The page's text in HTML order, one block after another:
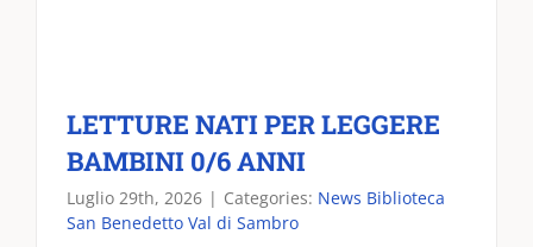
LETTURE NATI PER LEGGERE
BAMBINI 0/6 ANNI
Luglio 29th, 2026 | Categories: News Biblioteca
San Benedetto Val di Sambro